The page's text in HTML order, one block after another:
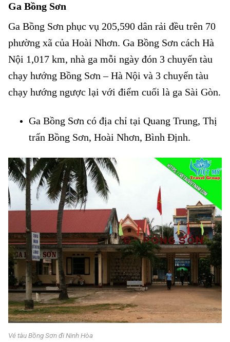
Ga Bồng Sơn
Ga Bồng Sơn phục vụ 205,590 dân rải đều trên 70
phường xã của Hoài Nhơn. Ga Bồng Sơn cách Hà
Nội 1,017 km, nhà ga mỗi ngày đón 3 chuyến tàu
chạy hướng Bồng Sơn – Hà Nội và 3 chuyến tàu
chạy hướng ngược lại với điểm cuối là ga Sài Gòn.
Ga Bồng Sơn có địa chỉ tại Quang Trung, Thị
trấn Bồng Sơn, Hoài Nhơn, Bình Định.
Vé tàu Bồng Sơn đi Ninh Hòa